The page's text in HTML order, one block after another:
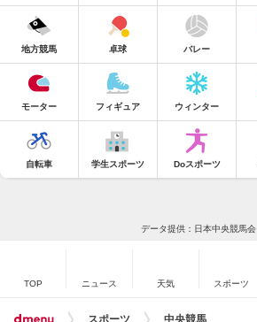
地方競馬 卓球 バレー
モーター フィギュア ウィンター
自転車 学生スポーツ Doスポーツ
データ提供：日本中央競馬会
TOP ニュース 天気 スポーツ
スポーツ 中央競馬